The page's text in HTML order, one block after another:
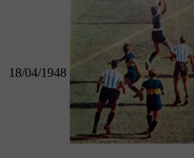
18/04/1948